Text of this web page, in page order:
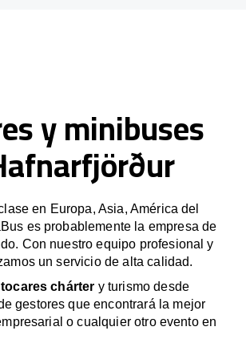
y minibuses
en Europa, Asia, América del
es probablemente la empresa de
Con nuestro equipo profesional y
un servicio de alta calidad.
chárter y turismo desde
gestores que encontrará la mejor
o cualquier otro evento en